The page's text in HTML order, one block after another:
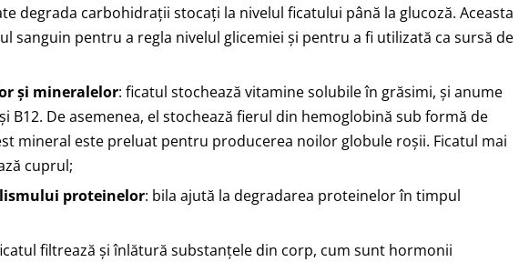
degrada carbohidrații stocați la nivelul ficatului până la glucoză. Aceasta
sanguin pentru a regla nivelul glicemiei și pentru a fi utilizată ca sursă de
și mineralelor: ficatul stochează vitamine solubile în grăsimi, și anume
B12. De asemenea, el stochează fierul din hemoglobină sub formă de
mineral este preluat pentru producerea noilor globule roșii. Ficatul mai
cuprul;
proteinelor: bila ajută la degradarea proteinelor în timpul
filtrează și înlătură substanțele din corp, cum sunt hormonii